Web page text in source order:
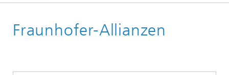
Institute und Einrichtungen
Fraunhofer-Allianzen